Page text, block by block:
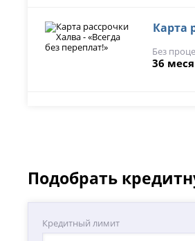
Карта
Без
36
Подобрать
Кредитный лимит